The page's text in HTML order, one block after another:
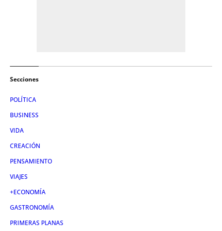
Secciones
POLÍTICA
BUSINESS
VIDA
CREACIÓN
PENSAMIENTO
VIAJES
+ECONOMÍA
GASTRONOMÍA
PRIMERAS PLANAS